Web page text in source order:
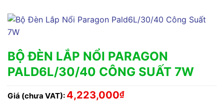
BỘ ĐÈN LẮP NỔI PARAGON
PALD6L/30/40 CÔNG SUẤT 7W
Giá (chưa VAT): 4,223,000₫